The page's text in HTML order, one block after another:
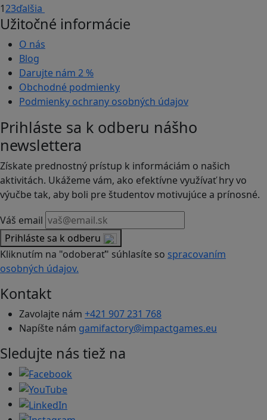
123ďalšia
Užitočné informácie
O nás
Blog
Darujte nám 2 %
Obchodné podmienky
Podmienky ochrany osobných údajov
Prihláste sa k odberu nášho
newslettera
Získate prednostný prístup k informáciám o našich
aktivitách. Ukážeme vám, ako efektívne využívať hry vo
výučbe tak, aby boli pre študentov motivujúce a prínosné.
Váš email
Prihláste sa k odberu
Kliknutím na "odoberať" súhlasíte so spracovaním
osobných údajov.
Kontakt
Zavolajte nám +421 907 231 768
Napíšte nám gamifactory@impactgames.eu
Sledujte nás tiež na